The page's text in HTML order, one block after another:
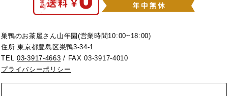
巣鴨のお茶屋さん山年園(営業時間10:00~18:00)
住所 東京都豊島区巣鴨3-34-1
TEL03-3917-4663 / FAX 03-3917-4010
プライバシーポリシー